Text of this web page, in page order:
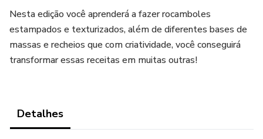
Nesta edição você aprenderá a fazer rocamboles
estampados e texturizados, além de diferentes bases de
massas e recheios que com criatividade, você conseguirá
transformar essas receitas em muitas outras!
Detalhes